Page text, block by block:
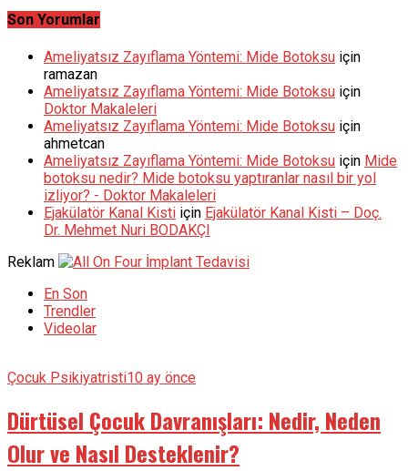
Son Yorumlar
Ameliyatsız Zayıflama Yöntemi: Mide Botoksu için
ramazan
Ameliyatsız Zayıflama Yöntemi: Mide Botoksu için
Doktor Makaleleri
Ameliyatsız Zayıflama Yöntemi: Mide Botoksu için
ahmetcan
Ameliyatsız Zayıflama Yöntemi: Mide Botoksu için Mide
botoksu nedir? Mide botoksu yaptıranlar nasıl bir yol
izliyor? - Doktor Makaleleri
Ejakülatör Kanal Kisti için Ejakülatör Kanal Kisti – Doç.
Dr. Mehmet Nuri BODAKÇI
Reklam
En Son
Trendler
Videolar
Çocuk Psikiyatristi10 ay önce
Dürtüsel Çocuk Davranışları: Nedir, Neden
Olur ve Nasıl Desteklenir?